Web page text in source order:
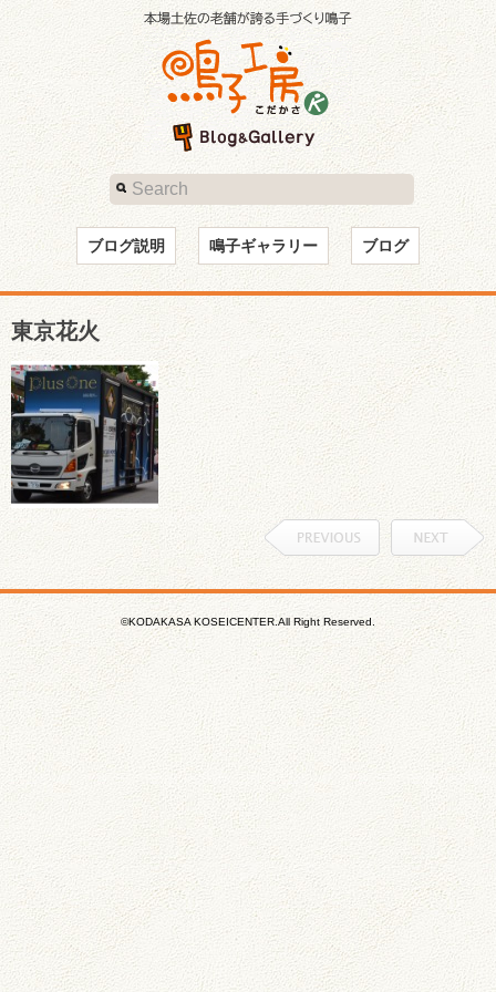
ブログ説明 鳴子ギャラリー ブログ
東京花火
©KODAKASA KOSEICENTER.All Right Reserved.